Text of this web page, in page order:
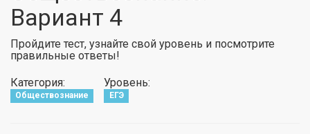
Вариант 4
Пройдите тест, узнайте свой уровень и посмотрите
правильные ответы!
Категория:
Обществознание
Уровень:
ЕГЭ